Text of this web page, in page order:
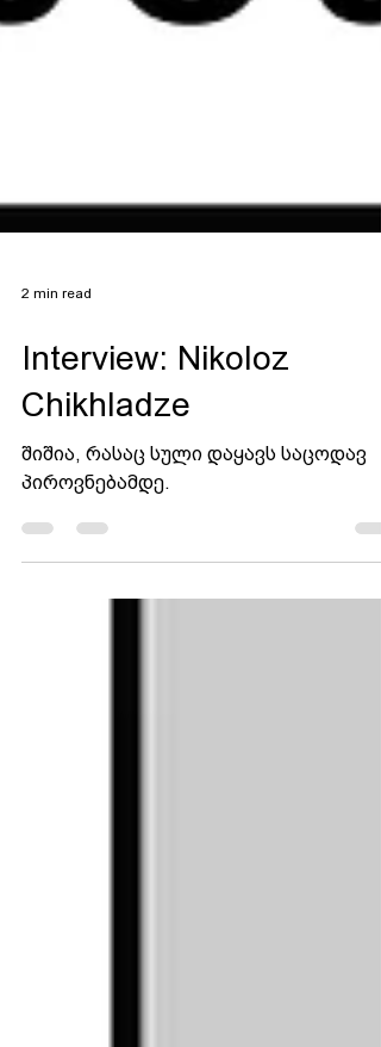
Interview: Nikoloz
Chikhladze
შიშია, რასაც სული დაყავს საცოდავ
პიროვნებამდე.